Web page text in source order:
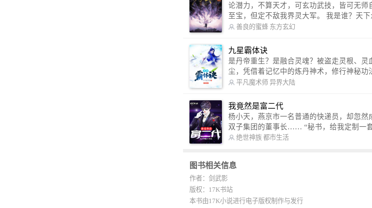
论潜力，不算天才，可玄功武技，皆可无师自通。 论实力，任
至宝，但定不敌我界灵大军。 我是谁？天下众生视我为修罗，却不知，我
以修罗成武神。 （想看修罗武神番外，请关注蜜蜂微信公众号：善良的蜜
善良的蜜蜂 东方玄幻
九星霸体诀
是丹帝重生？是融合灵魂？被盗走灵根、
尘，凭借着记忆中的炼丹神术，修行神秘功
雾，解开惊天之局。 手掌天地乾坤，脚踏日月星辰，勾搭各色美女，
哭。 本故事纯属虚构，如有雷同，那就是真事儿，想要对号入座，抓
紧时间进群：487963015 微信公众号：平凡
ushi1982,公众号上有问必答，福利多多！
平凡魔术师 异界大陆
我竟然是富二代
杨小天，燕京市一名普通的快递员，却忽然
双子集团的董事长…… “秘书，给我定制一套百亿富翁的吃喝住行标准！”
“好的，杨总。” “你晚上在我的床上安排五个嫩模是怎么回事？” “回杨总，
办不到的。
绝世神族 都市生活
图书相关信息
作者：剑武影
版权：17K书站
本书由17K小说进行电子版权制作与发行